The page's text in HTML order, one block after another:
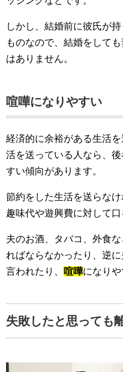
しかし、結婚前に彼氏が
ものなので、結婚をして
はありません。
喧嘩になりやすい
経済的に余裕がある生活
活を送っている人なら、
すい傾向があります。
節約をした生活を送らな
趣味代や遊興費に対して口
夫のお酒、タバコ、外食
ればならなかったり、逆
言われたり、
喧嘩になりや
失敗したと思っても